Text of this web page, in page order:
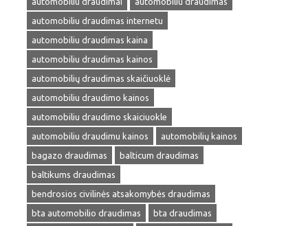
automobiliu draudimas internetu
automobiliu draudimas kaina
automobiliu draudimas kainos
automobilių draudimas skaičiuoklė
automobiliu draudimo kainos
automobiliu draudimo skaiciuokle
automobiliu draudimu kainos
automobilių kainos
bagazo draudimas
balticum draudimas
baltikums draudimas
bendrosios civilinės atsakomybės draudimas
bta automobilio draudimas
bta draudimas